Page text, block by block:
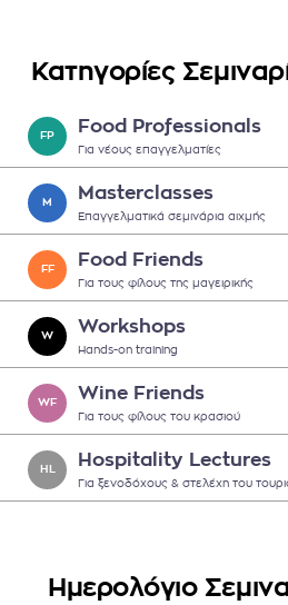
Κατηγορίες
FP Food Professionals
Για νέους επαγγελματίες
M Masterclasses
Επαγγελματικά σεμινάρια αιχμής
FF Food Friends
Για τους φίλους της μαγειρικής
W Workshops
Hands-on training
WF Wine Friends
Για τους φίλους του κρασιού
HL Hospitality Lectures
Για ξενοδόχους & στελέχη του
Ημερολόγιο